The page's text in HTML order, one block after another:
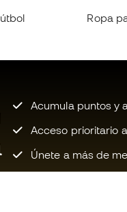
Ropa
Acumula puntos y
Acceso prioritario
Únete a más de